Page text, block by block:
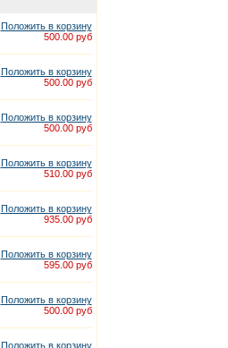
Положить в корзину
500.00 руб
Положить в корзину
500.00 руб
Положить в корзину
500.00 руб
Положить в корзину
510.00 руб
Положить в корзину
935.00 руб
Положить в корзину
595.00 руб
Положить в корзину
500.00 руб
Положить в корзину